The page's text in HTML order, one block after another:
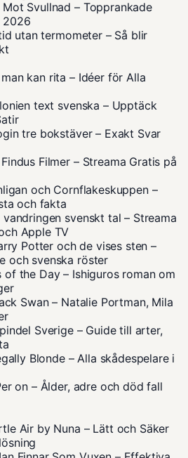
Mot Svullnad – Topprankade
2026
utan termometer – Så blir
kan rita – Idéer för Alla
text svenska – Upptäck
tre bokstäver – Exakt Svar
Filmer – Streama Gratis på
och Cornflakeskuppen –
och fakta
svenskt tal – Streama
Apple TV
Potter och de vises sten –
och svenska röster
of the Day – Ishiguros roman om
Swan – Natalie Portman, Mila
Sverige – Guide till arter,
Blonde – Alla skådespelare i
on – Ålder, adre och död fall
Air by Nuna – Lätt och Säker